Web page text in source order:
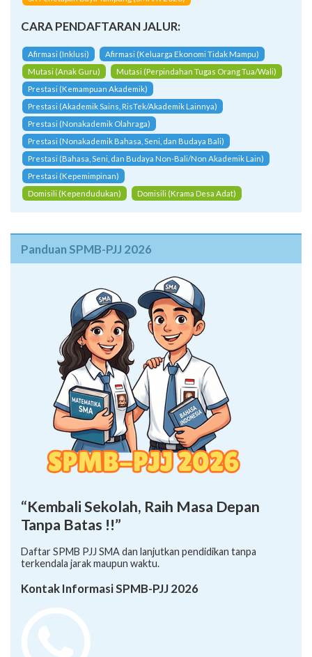
CARA PENDAFTARAN JALUR:
Afirmasi (Inklusi)
Afirmasi (Keluarga Ekonomi Tidak Mampu)
Mutasi (Anak Guru)
Mutasi (Perpindahan Tugas Orang Tua/Wali)
Prestasi (Kemampuan Akademik)
Prestasi (Akademik Sains, RisTek/Akademik Lainnya)
Prestasi (Nonakademik Olahraga)
Prestasi (Nonakademik Bahasa, Seni, dan Budaya Bali)
Prestasi (Bahasa, Seni, dan Budaya Non-Bali/Non Akademik Lain)
Prestasi (Kepemimpinan)
Domisili (Kependudukan)
Domisili (Krama Desa Adat)
Panduan SPMB-PJJ 2026
“Kembali Sekolah, Raih Masa Depan
Tanpa Batas !!”
Daftar SPMB PJJ SMA dan lanjutkan pendidikan tanpa
terkendala jarak maupun waktu.
Kontak Informasi SPMB-PJJ 2026